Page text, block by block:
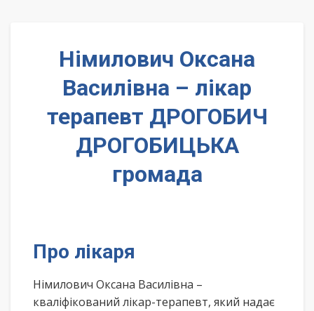
Німилович Оксана
Василівна – лікар
терапевт ДРОГОБИЧ
ДРОГОБИЦЬКА
громада
Про лікаря
Німилович Оксана Василівна –
кваліфікований лікар-терапевт, який надає